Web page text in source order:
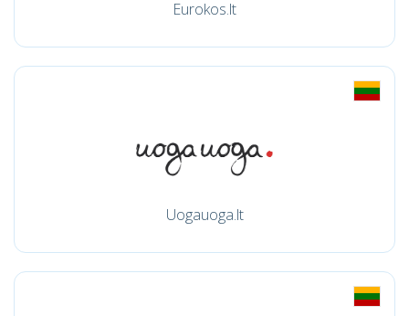
Eurokos.lt
Uogauoga.lt